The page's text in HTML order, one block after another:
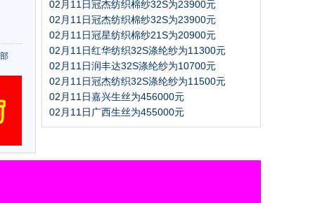
02月11日冠杰纺织棉纱32S为23900元
02月11日冠杰纺织棉纱32S为23900元
02月11日冠星纺织棉纱21S为20900元
02月11日红华纺织32S涤纶纱为11300元
02月11日润丰达32S涤纶纱为10700元
02月11日冠杰纺织32S涤纶纱为11500元
02月11日嘉兴生丝为456000元
02月11日广西生丝为455000元